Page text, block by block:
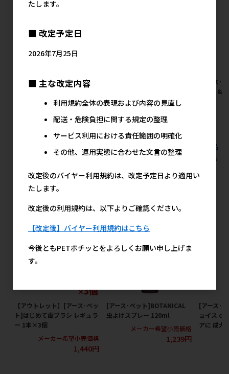
[ドギーマンハヤシ]薬用おさん
メーカー希望小売価格
812円
メーカー希望小売価格
1,680円
[アース･
ニとり&
すべての犬猫用品 防虫･殺虫剤 のみ･ダニ除け(首輪)の人気商品
を見る
アース・ペットの人気商品
【アウトレット】[アース･ペッ
ト]はじめて歯ブラシ レギュラ
ー 1本×3個
メーカー希望小売価格
1,440円
[アース･ペット]BOTANICAL
虫よけスプレー 120ml
メーカー希望小売価格
1,239円
[アース･
ョイス
アに 成犬
たします。
■ 改定予定日
2026年7月25日
■ 主な改定内容
利用規約全体の表現および内容の見直し
配送・危険負担に関する規定の整理
サービス利用における責任範囲の明確化
その他、運用実態に合わせた文言の整理
改定後のバイヤー利用規約は、改定予定日より適用い
たします。
改定後の利用規約は、以下よりご確認ください。
【改定後】バイヤー利用規約はこちら
今後ともPETポチッとをよろしくお願い申し上げま
す。